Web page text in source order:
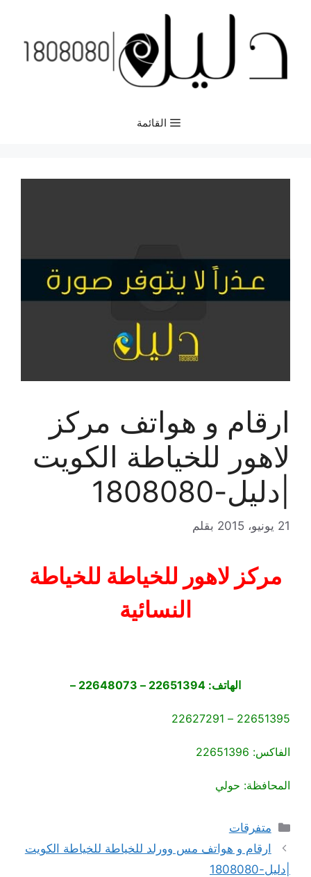
المحتوى
القائمة
ارقام و هواتف مركز
لاهور للخياطة الكويت
|دليل-1808080
21 يونيو، 2015 بقلم
مركز لاهور للخياطة للخياطة
النسائية
الهاتف: 22651394 – 22648073 –
22651395 – 22627291
الفاكس: 22651396
المحافظة: حولي
التصنيفات
متفرقات
ارقام و هواتف مس وورلد للخياطة للخياطة الكويت
|دليل-1808080